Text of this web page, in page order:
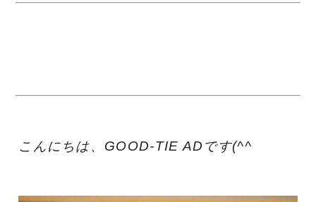
こんにちは、GOOD-TIE ADです(^^ゞ